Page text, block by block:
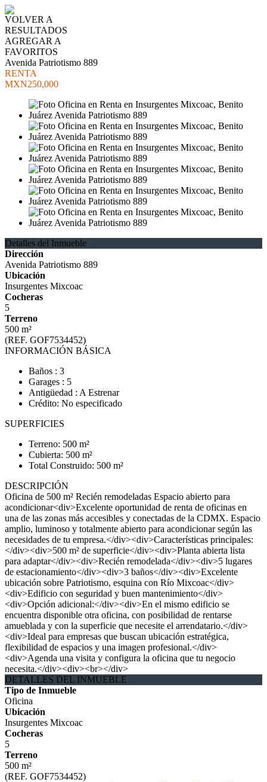
VOLVER A
RESULTADOS
AGREGAR A
FAVORITOS
Avenida Patriotismo 889
RENTA
MXN250,000
Detalles del Inmueble
Dirección
Avenida Patriotismo 889
Ubicación
Insurgentes Mixcoac
Cocheras
5
Terreno
500 m²
(REF. GOF7534452)
INFORMACIÓN BÁSICA
Baños : 3
Garages : 5
Antigüedad : A Estrenar
Crédito: No especificado
SUPERFICIES
Terreno: 500 m²
Cubierta: 500 m²
Total Construido: 500 m²
DESCRIPCIÓN
Oficina de 500 m² Recién remodeladas Espacio abierto para
acondicionar<div>Excelente oportunidad de renta de oficinas en
una de las zonas más accesibles y conectadas de la CDMX. Espacio
amplio, luminoso y totalmente abierto para acondicionar según las
necesidades de tu empresa.</div><div>Características principales:
</div><div>500 m² de superficie</div><div>Planta abierta lista
para adaptar</div><div>Recién remodelada</div><div>5 lugares
de estacionamiento</div><div>3 baños</div><div>Excelente
ubicación sobre Patriotismo, esquina con Río Mixcoac</div>
<div>Edificio con seguridad y buen mantenimiento</div>
<div>Opción adicional:</div><div>En el mismo edificio se
encuentra disponible otra oficina, con posibilidad de rentarse
amueblada y con la superficie que necesite el arrendatario.</div>
<div>Ideal para empresas que buscan ubicación estratégica,
flexibilidad de espacios y una imagen profesional.</div>
<div>Agenda una visita y configura la oficina que tu negocio
necesita.</div><div><br></div>
DETALLES DEL INMUEBLE
Tipo de Inmueble
Oficina
Ubicación
Insurgentes Mixcoac
Cocheras
5
Terreno
500 m²
(REF. GOF7534452)